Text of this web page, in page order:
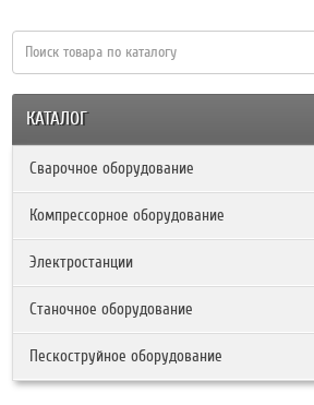
КАТАЛОГ
Сварочное оборудование
Компрессорное оборудование
Электростанции
Станочное оборудование
Пескоструйное оборудование